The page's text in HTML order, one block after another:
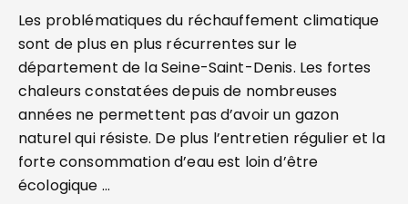
Les problématiques du réchauffement climatique
sont de plus en plus récurrentes sur le
département de la Seine-Saint-Denis. Les fortes
chaleurs constatées depuis de nombreuses
années ne permettent pas d’avoir un gazon
naturel qui résiste. De plus l’entretien régulier et la
forte consommation d’eau est loin d’être
écologique …